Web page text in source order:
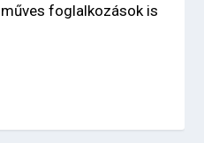
foglalkozások is